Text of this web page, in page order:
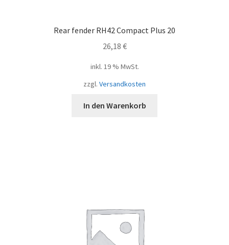
Rear fender RH42 Compact Plus 20
26,18 €
inkl. 19 % MwSt.
zzgl. Versandkosten
In den Warenkorb